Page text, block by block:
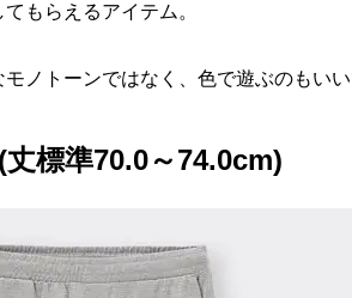
もらえるアイテム。
ノトーンではなく、色で遊ぶのもいい
標準70.0～74.0cm)